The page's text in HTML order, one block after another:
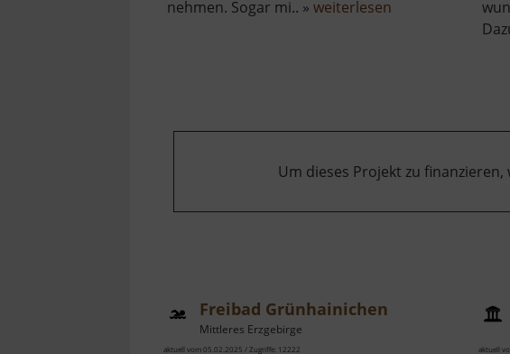
nehmen. Sogar mi.. » weiterlesen
Schauwerkstatt
Um dieses Projekt zu
Freibad Grünhainichen
Mittleres Erzgebirge
aktuell vom 05.02.2025 / Zugriffe: 12222 aktuell